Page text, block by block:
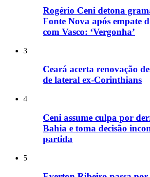
Rogério Ceni detona
Fonte Nova após empate
com Vasco: ‘Vergonha’
3
Ceará acerta renovação
de lateral ex-Corinthians
4
Ceni assume culpa por
Bahia e toma decisão
partida
5